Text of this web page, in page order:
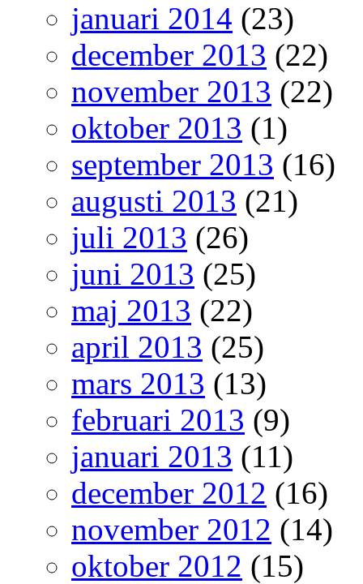
januari 2014 (23)
december 2013 (22)
november 2013 (22)
oktober 2013 (1)
september 2013 (16)
augusti 2013 (21)
juli 2013 (26)
juni 2013 (25)
maj 2013 (22)
april 2013 (25)
mars 2013 (13)
februari 2013 (9)
januari 2013 (11)
december 2012 (16)
november 2012 (14)
oktober 2012 (15)